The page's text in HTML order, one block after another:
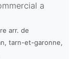
a
arr. de
tarn-et-garonne,